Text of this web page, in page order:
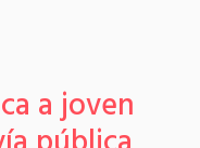
a joven